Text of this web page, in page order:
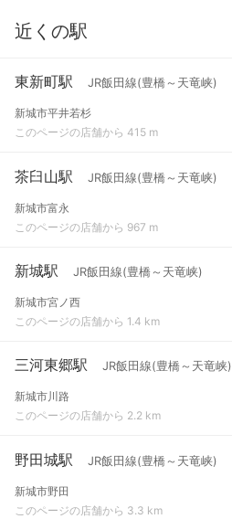
近くの駅
東新町駅 JR飯田線(豊橋～天竜峡)
新城市平井若杉
このページの店舗から 415 m
茶臼山駅 JR飯田線(豊橋～天竜峡)
新城市富永
このページの店舗から 967 m
新城駅 JR飯田線(豊橋～天竜峡)
新城市宮ノ西
このページの店舗から 1.4 km
三河東郷駅 JR飯田線(豊橋～天竜峡)
新城市川路
このページの店舗から 2.2 km
野田城駅 JR飯田線(豊橋～天竜峡)
新城市野田
このページの店舗から 3.3 km